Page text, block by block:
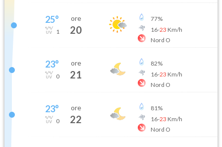
25°
1
ore
20
77%
16-23 Km/h
Nord O
23°
0
ore
21
82%
16-23 Km/h
Nord O
23°
0
ore
22
81%
16-23 Km/h
Nord O